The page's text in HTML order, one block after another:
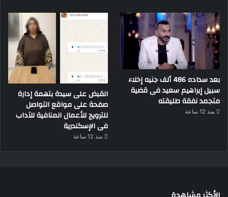
بعد سداده 486 ألف جنيه إخلاء
سبيل إبراهيم سعيد فى قضية
متجمد نفقة طليقته
منذ 12 ساعة
القبض على سيدة بتهمة إدارة
صفحة على مواقع التواصل
للترويج للأعمال المنافية للآداب
فى الإسكندرية
منذ 12 ساعة